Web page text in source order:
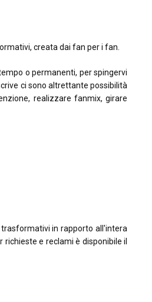
creata dai fan per i fan.
o permanenti, per spingervi
ci sono altrettante possibilità
realizzare fanmix, girare
in rapporto all'intera
e reclami è disponibile il